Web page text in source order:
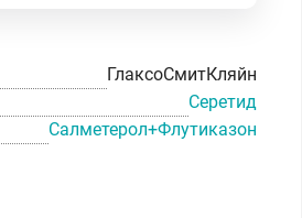
ГлаксоСмитКляйн
Серетид
Салметерол+Флутиказон